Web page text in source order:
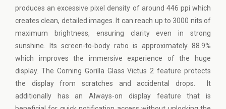
produces an excessive pixel density of around 446 ppi which
creates clean, detailed images. It can reach up to 3000 nits of
maximum brightness, ensuring clarity even in strong
sunshine. Its screen-to-body ratio is approximately 88.9%
which improves the immersive experience of the huge
display. The Corning Gorilla Glass Victus 2 feature protects
the display from scratches and accidental drops. It
additionally has an Always-on display feature that is